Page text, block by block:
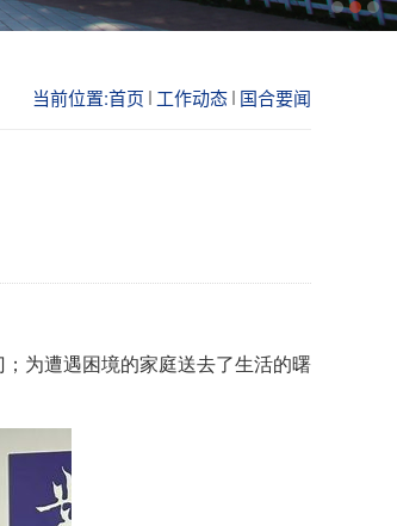
当前位置:首页 工作动态 国合要闻
为遭遇困境的家庭送去了生活的曙